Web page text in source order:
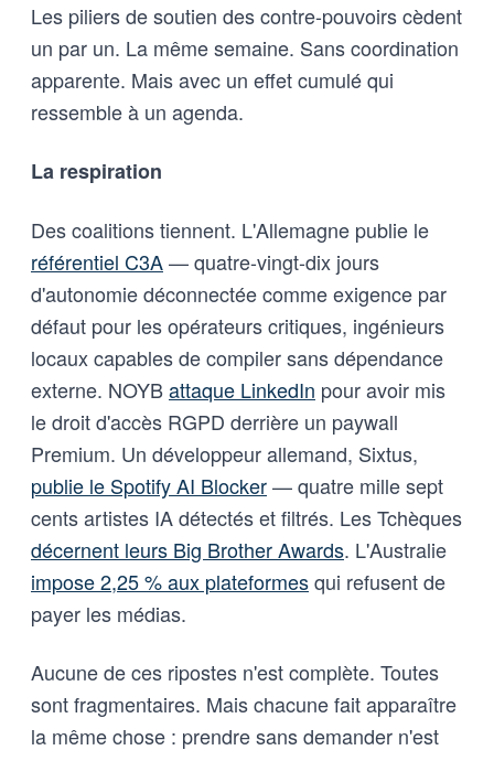
Les piliers de soutien des contre-pouvoirs cèdent
un par un. La même semaine. Sans coordination
apparente. Mais avec un effet cumulé qui
ressemble à un agenda.
La respiration
Des coalitions tiennent. L'Allemagne publie le
référentiel C3A— quatre-vingt-dix jours
d'autonomie déconnectée comme exigence par
défaut pour les opérateurs critiques, ingénieurs
locaux capables de compiler sans dépendance
externe. NOYBattaque LinkedIn pour avoir mis
le droit d'accès RGPD derrière un paywall
Premium. Un développeur allemand, Sixtus,
publie le Spotify AI Blocker— quatre mille sept
cents artistes IA détectés et filtrés. Les Tchèques
décernent leurs Big Brother Awards. L'Australie
impose 2,25 % aux plateformesqui refusent de
payer les médias.
Aucune de ces ripostes n'est complète. Toutes
sont fragmentaires. Mais chacune fait apparaître
la même chose : prendre sans demander n'est